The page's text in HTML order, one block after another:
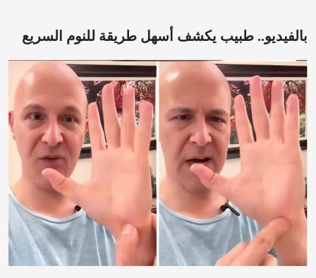
بالفيديو.. طبيب يكشف أسهل طريقة للنوم السريع